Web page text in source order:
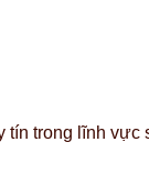
trong lĩnh vực